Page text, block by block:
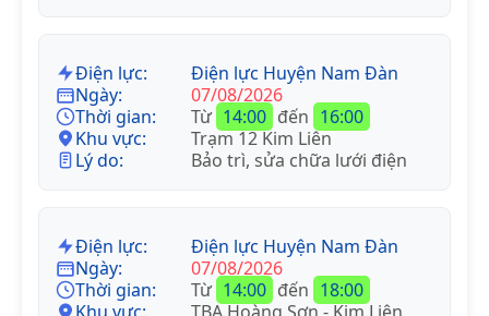
Điện lực:
Điện lực Huyện Nam Đàn
Ngày:
07/08/2026
Thời gian:
Từ 14:00 đến 16:00
Khu vực:
Trạm 12 Kim Liên
Lý do:
Bảo trì, sửa chữa lưới điện
Điện lực:
Điện lực Huyện Nam Đàn
Ngày:
07/08/2026
Thời gian:
Từ 14:00 đến 18:00